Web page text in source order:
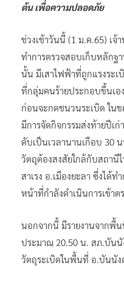
ต้น เพื่อความปลอดภัย
ช่วงเช้าวันนี้ (1 ม.ค.65) เ
ทำการตรวจสอบเก็บหลักฐ
นั้น มีเสาไฟฟ้าที่ถูกแรงระเ
ที่กลุ่มคนร้ายประกอบขึ้นเอ
ก่อนจะกดชนวนระเบิด ใน
มีการจัดกิจกรรมส่งท้ายปีเ
ดับเป็นเวลานานเกือบ 30
วัตถุต้องสงสัยใกล้กับสถานี
สาเรง อ.เมืองยะลา ซึ่งได้
หน้าที่กำลังดำเนินการเข้าต
นอกจากนี้ มีรายงานจากพื้
ประมาณ 20.50 น. สภ.บันนั
วัตถุระเบิดในพื้นที่ อ.บันนัง